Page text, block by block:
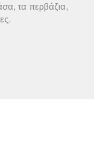
τα περβάζια,